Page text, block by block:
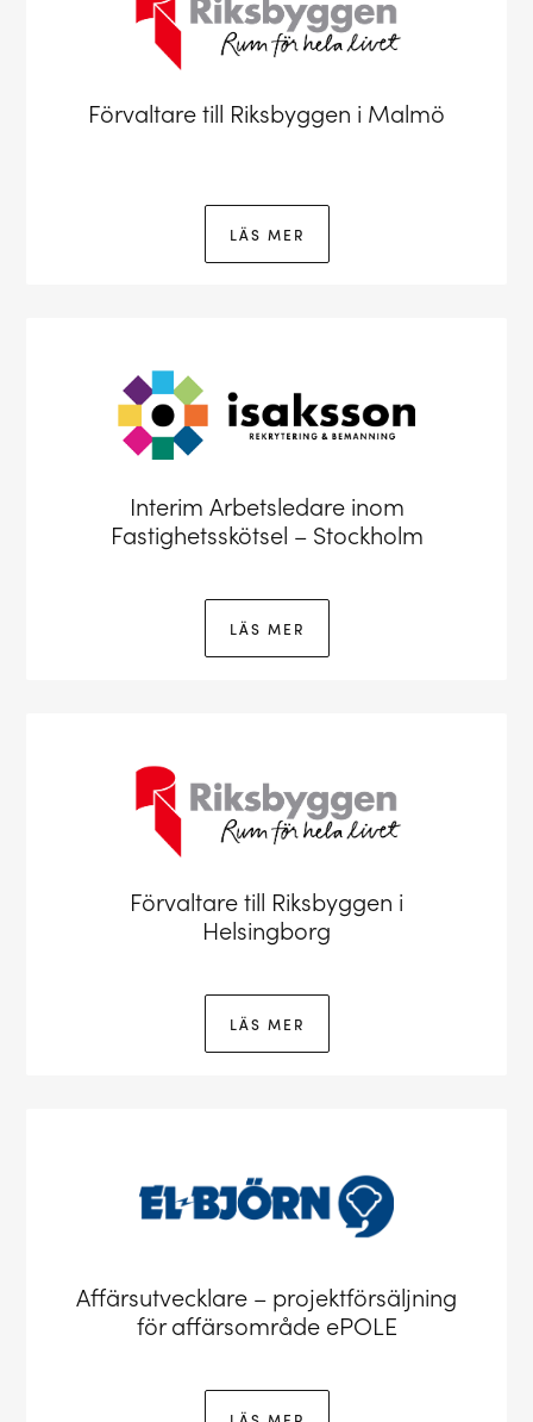
Förvaltare till Riksbyggen i Malmö
LÄS MER
Interim Arbetsledare inom
Fastighetsskötsel – Stockholm
LÄS MER
Förvaltare till Riksbyggen i
Helsingborg
LÄS MER
Affärsutvecklare – projektförsäljning
för affärsområde ePOLE